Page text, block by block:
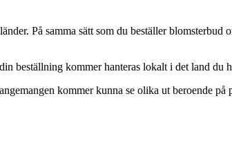
På samma sätt som du beställer blomsterbud
beställning kommer hanteras lokalt i det land du
kommer kunna se olika ut beroende på